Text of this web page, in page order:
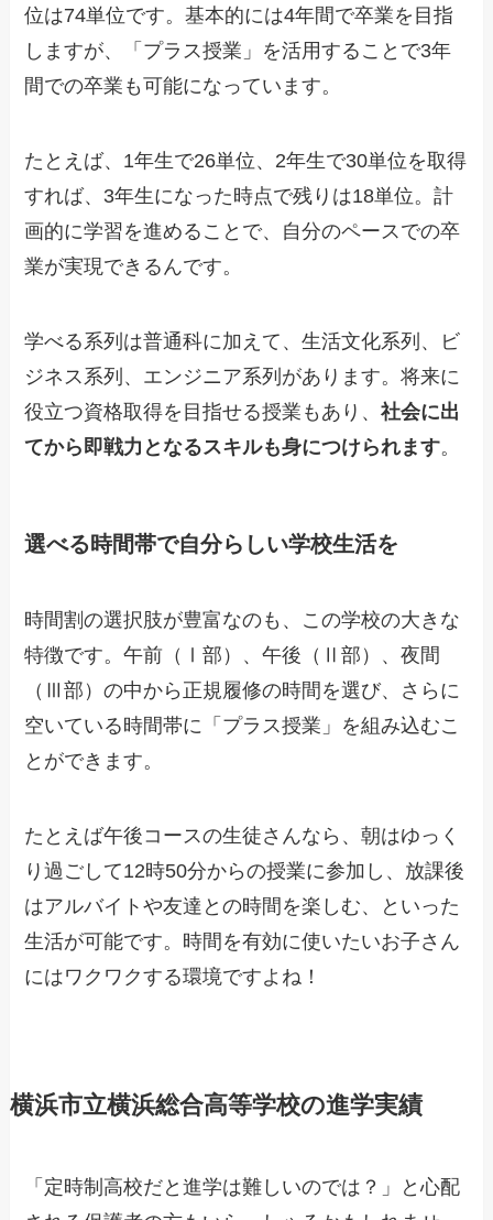
位は74単位です。基本的には4年間で卒業を目指
しますが、「プラス授業」を活用することで3年
間での卒業も可能になっています。
たとえば、1年生で26単位、2年生で30単位を取得
すれば、3年生になった時点で残りは18単位。計
画的に学習を進めることで、自分のペースでの卒
業が実現できるんです。
学べる系列は普通科に加えて、生活文化系列、ビ
ジネス系列、エンジニア系列があります。将来に
役立つ資格取得を目指せる授業もあり、社会に出
てから即戦力となるスキルも身につけられます。
選べる時間帯で自分らしい学校生活を
時間割の選択肢が豊富なのも、この学校の大きな
特徴です。午前（Ⅰ部）、午後（Ⅱ部）、夜間
（Ⅲ部）の中から正規履修の時間を選び、さらに
空いている時間帯に「プラス授業」を組み込むこ
とができます。
たとえば午後コースの生徒さんなら、朝はゆっく
り過ごして12時50分からの授業に参加し、放課後
はアルバイトや友達との時間を楽しむ、といった
生活が可能です。時間を有効に使いたいお子さん
にはワクワクする環境ですよね！
横浜市立横浜総合高等学校の進学実績
「定時制高校だと進学は難しいのでは？」と心配